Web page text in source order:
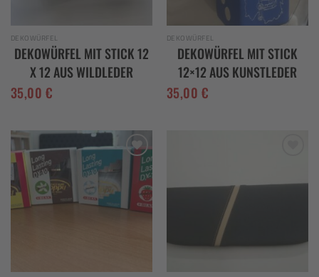
DEKOWÜRFEL
DEKOWÜRFEL MIT STICK 12
X 12 AUS WILDLEDER
35,00€
DEKOWÜRFEL
DEKOWÜRFEL MIT STICK
12×12 AUS KUNSTLEDER
35,00€
Add to
wishlist